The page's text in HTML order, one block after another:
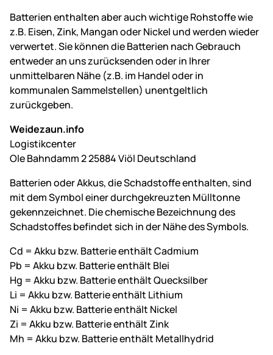
Batterien enthalten aber auch wichtige Rohstoffe wie
z.B. Eisen, Zink, Mangan oder Nickel und werden wieder
verwertet. Sie können die Batterien nach Gebrauch
entweder an uns zurücksenden oder in Ihrer
unmittelbaren Nähe (z.B. im Handel oder in
kommunalen Sammelstellen) unentgeltlich
zurückgeben.
Weidezaun.info
Logistikcenter
Ole Bahndamm 2 25884 Viöl Deutschland
Batterien oder Akkus, die Schadstoffe enthalten, sind
mit dem Symbol einer durchgekreuzten Mülltonne
gekennzeichnet. Die chemische Bezeichnung des
Schadstoffes befindet sich in der Nähe des Symbols.
Cd = Akku bzw. Batterie enthält Cadmium
Pb = Akku bzw. Batterie enthält Blei
Hg = Akku bzw. Batterie enthält Quecksilber
Li = Akku bzw. Batterie enthält Lithium
Ni = Akku bzw. Batterie enthält Nickel
Zi = Akku bzw. Batterie enthält Zink
Mh = Akku bzw. Batterie enthält Metallhydrid